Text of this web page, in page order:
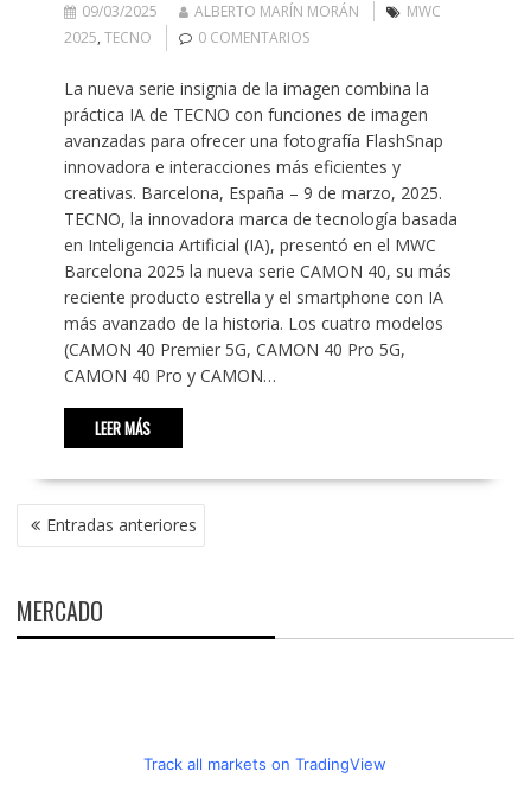
09/03/2025 ALBERTO MARÍN MORÁN
MWC
2025, TECNO 0 COMENTARIOS
La nueva serie insignia de la imagen combina la
práctica IA de TECNO con funciones de imagen
avanzadas para ofrecer una fotografía FlashSnap
innovadora e interacciones más eficientes y
creativas. Barcelona, España – 9 de marzo, 2025.
TECNO, la innovadora marca de tecnología basada
en Inteligencia Artificial (IA), presentó en el MWC
Barcelona 2025 la nueva serie CAMON 40, su más
reciente producto estrella y el smartphone con IA
más avanzado de la historia. Los cuatro modelos
(CAMON 40 Premier 5G, CAMON 40 Pro 5G,
CAMON 40 Pro y CAMON…
LEER MÁS
NAVEGACIÓN
DE Entradas anteriores
MERCADO
Track all markets on TradingView